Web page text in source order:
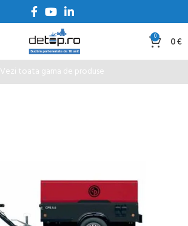
0 0€
Vezi toata gama de produse